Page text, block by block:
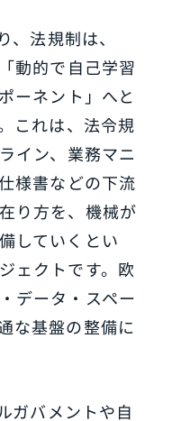
、法規制は、
動的で自己学習
ーネント」へと
これは、法令規
イン、業務マニ
様書などの下流
り方を、機械が
していくとい
ェクトです。欧
データ・スペー
な基盤の整備に
ガバメントや自